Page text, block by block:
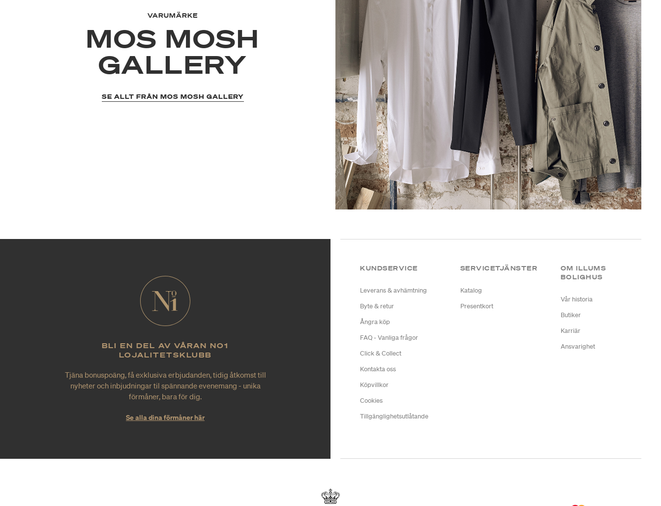
VARUMÄRKE
MOS MOSH
GALLERY
SE ALLT FRÅN MOS MOSH GALLERY
BLI EN DEL AV VÅRAN NO1
LOJALITETSKLUBB
Tjäna bonuspoäng, få exklusiva erbjudanden, tidig åtkomst till
nyheter och inbjudningar til spännande evenemang - unika
förmåner, bara för dig.
Se alla dina förmåner här
KUNDSERVICE
Leverans & avhämtning
Byte & retur
Ångra köp
FAQ - Vanliga frågor
Click & Collect
Kontakta oss
Köpvillkor
Cookies
Tillgänglighetsutlåtande
SERVICETJÄNSTER
Katalog
Presentkort
OM ILLUMS
BOLIGHUS
Vår historia
Butiker
Karriär
Ansvarighet